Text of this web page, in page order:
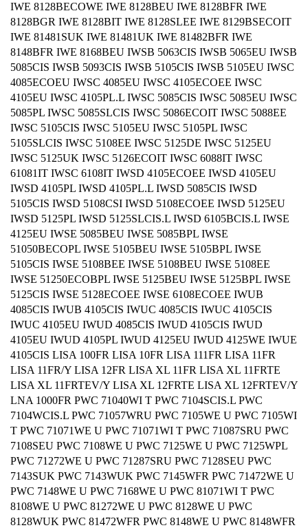
IWE 8128BECOWE IWE 8128BEU IWE 8128BFR IWE
8128BGR IWE 8128BIT IWE 8128SLEE IWE 8129BSECOIT
IWE 81481SUK IWE 81481UK IWE 81482BFR IWE
8148BFR IWE 8168BEU IWSB 5063CIS IWSB 5065EU IWSB
5085CIS IWSB 5093CIS IWSB 5105CIS IWSB 5105EU IWSC
4085ECOEU IWSC 4085EU IWSC 4105ECOEE IWSC
4105EU IWSC 4105PL.L IWSC 5085CIS IWSC 5085EU IWSC
5085PL IWSC 5085SLCIS IWSC 5086ECOIT IWSC 5088EE
IWSC 5105CIS IWSC 5105EU IWSC 5105PL IWSC
5105SLCIS IWSC 5108EE IWSC 5125DE IWSC 5125EU
IWSC 5125UK IWSC 5126ECOIT IWSC 6088IT IWSC
61081IT IWSC 6108IT IWSD 4105ECOEE IWSD 4105EU
IWSD 4105PL IWSD 4105PL.L IWSD 5085CIS IWSD
5105CIS IWSD 5108CSI IWSD 5108ECOEE IWSD 5125EU
IWSD 5125PL IWSD 5125SLCIS.L IWSD 6105BCIS.L IWSE
4125EU IWSE 5085BEU IWSE 5085BPL IWSE
51050BECOPL IWSE 5105BEU IWSE 5105BPL IWSE
5105CIS IWSE 5108BEE IWSE 5108BEU IWSE 5108EE
IWSE 51250ECOBPL IWSE 5125BEU IWSE 5125BPL IWSE
5125CIS IWSE 5128ECOEE IWSE 6108ECOEE IWUB
4085CIS IWUB 4105CIS IWUC 4085CIS IWUC 4105CIS
IWUC 4105EU IWUD 4085CIS IWUD 4105CIS IWUD
4105EU IWUD 4105PL IWUD 4125EU IWUD 4125WE IWUE
4105CIS LISA 100FR LISA 10FR LISA 111FR LISA 11FR
LISA 11FR/Y LISA 12FR LISA XL 11FR LISA XL 11FRTE
LISA XL 11FRTEV/Y LISA XL 12FRTE LISA XL 12FRTEV/Y
LNA 1000FR PWC 71040WI T PWC 7104SCIS.L PWC
7104WCIS.L PWC 71057WRU PWC 7105WE U PWC 7105WI
T PWC 71071WE U PWC 71071WI T PWC 71087SRU PWC
7108SEU PWC 7108WE U PWC 7125WE U PWC 7125WPL
PWC 71272WE U PWC 71287SRU PWC 7128SEU PWC
7143SUK PWC 7143WUK PWC 7145WFR PWC 71472WE U
PWC 7148WE U PWC 7168WE U PWC 81071WI T PWC
8108WE U PWC 81272WE U PWC 8128WE U PWC
8128WUK PWC 81472WFR PWC 8148WE U PWC 8148WFR